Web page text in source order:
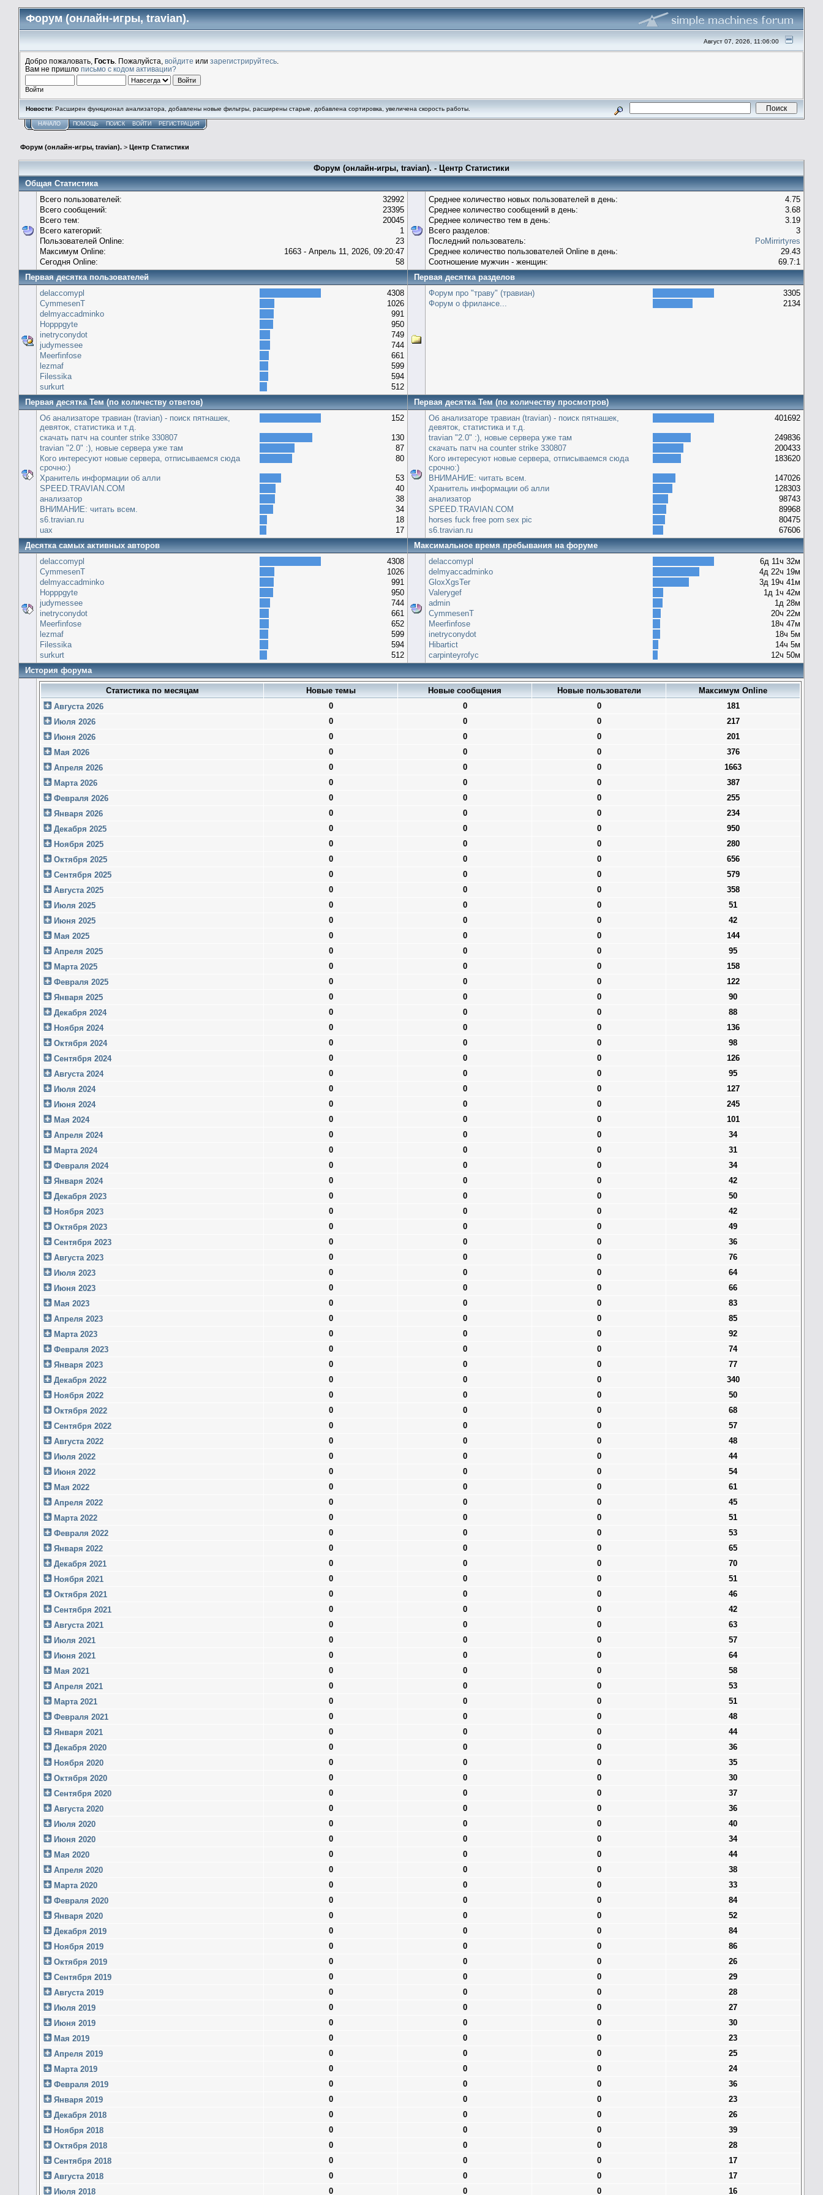
Форум (онлайн-игры, travian).
Август 07, 2026, 11:06:00
Добро пожаловать, Гость . Пожалуйста, войдите или зарегистрируйтесь
Вам не пришло письмо с кодом активации?
Войти
Новости: Расширен функционал анализатора, добавлены новые фильтры, расширены старые, добавлена сортировка, увеличена скорость работы.
НАЧАЛО ПОМОЩЬ ПОИСК ВОЙТИ РЕГИСТРАЦИЯ
Форум (онлайн-игры, travian). > Центр Статистики
Форум (онлайн-игры, travian). - Центр Статистики
Общая Статистика
Всего пользователей:
32992
Всего сообщений:
23395
Всего тем:
20045
Всего категорий:
1
Пользователей Online:
23
Максимум Online:
1663 - Апрель 11, 2026, 09:20:47
Сегодня Online:
58
Среднее количество новых пользователей в день:
4.75
Среднее количество сообщений в день:
3.68
Среднее количество тем в день:
3.19
Всего разделов:
3
Последний пользователь:
PoMirrirtyres
Среднее количество пользователей Оnline в день:
29.43
Соотношение мужчин - женщин:
69.7:1
Первая десятка пользователей
Первая десятка разделов
delaccomypl
4308
CymmesenT
1026
delmyaccadminko
991
Hopppgyte
950
inetryconydot
749
judymessee
744
Meerfinfose
661
lezmaf
599
Filessika
594
surkurt
512
Форум про "траву" (травиан)
3305
Форум о фрилансе...
2134
Первая десятка Тем (по количеству ответов)
Первая десятка Тем (по количеству просмотров)
Об анализаторе травиан (travian) - поиск пятнашек,
девяток, статистика и т.д.
152
скачать патч на сounter strike 330807
130
travian "2.0" :), новые сервера уже там
87
Кого интересуют новые сервера, отписываемся сюда
срочно:)
80
Хранитель информации об алли
53
SPEED.TRAVIAN.COM
40
анализатор
38
ВНИМАНИЕ: читать всем.
34
s6.travian.ru
18
uax
17
Об анализаторе травиан (travian) - поиск пятнашек,
девяток, статистика и т.д.
401692
travian "2.0" :), новые сервера уже там
249836
скачать патч на сounter strike 330807
200433
Кого интересуют новые сервера, отписываемся сюда
срочно:)
183620
ВНИМАНИЕ: читать всем.
147026
Хранитель информации об алли
128303
анализатор
98743
SPEED.TRAVIAN.COM
89968
horses fuck free porn sex pic
80475
s6.travian.ru
67606
Десятка самых активных авторов
Максимальное время пребывания на форуме
delaccomypl
4308
CymmesenT
1026
delmyaccadminko
991
Hopppgyte
950
judymessee
744
inetryconydot
661
Meerfinfose
652
lezmaf
599
Filessika
594
surkurt
512
delaccomypl
6д 11ч 32м
delmyaccadminko
4д 22ч 19м
GloxXgsTer
3д 19ч 41м
Valerygef
1д 1ч 42м
admin
1д 28м
CymmesenT
20ч 22м
Meerfinfose
18ч 47м
inetryconydot
18ч 5м
Hibartict
14ч 5м
carpinteyrofyc
12ч 50м
История форума
Статистика по месяцам Новые темы Новые сообщения Новые пользователи
Максимум Online
Августа 2026
0 0 0
181
Июля 2026
0 0 0
217
Июня 2026
0 0 0
201
Мая 2026
0 0 0
376
Апреля 2026
0 0 0
1663
Марта 2026
0 0 0
387
Февраля 2026
0 0 0
255
Января 2026
0 0 0
234
Декабря 2025
0 0 0
950
Ноября 2025
0 0 0
280
Октября 2025
0 0 0
656
Сентября 2025
0 0 0
579
Августа 2025
0 0 0
358
Июля 2025
0 0 0
51
Июня 2025
0 0 0
42
Мая 2025
0 0 0
144
Апреля 2025
0 0 0
95
Марта 2025
0 0 0
158
Февраля 2025
0 0 0
122
Января 2025
0 0 0
90
Декабря 2024
0 0 0
88
Ноября 2024
0 0 0
136
Октября 2024
0 0 0
98
Сентября 2024
0 0 0
126
Августа 2024
0 0 0
95
Июля 2024
0 0 0
127
Июня 2024
0 0 0
245
Мая 2024
0 0 0
101
Апреля 2024
0 0 0
34
Марта 2024
0 0 0
31
Февраля 2024
0 0 0
34
Января 2024
0 0 0
42
Декабря 2023
0 0 0
50
Ноября 2023
0 0 0
42
Октября 2023
0 0 0
49
Сентября 2023
0 0 0
36
Августа 2023
0 0 0
76
Июля 2023
0 0 0
64
Июня 2023
0 0 0
66
Мая 2023
0 0 0
83
Апреля 2023
0 0 0
85
Марта 2023
0 0 0
92
Февраля 2023
0 0 0
74
Января 2023
0 0 0
77
Декабря 2022
0 0 0
340
Ноября 2022
0 0 0
50
Октября 2022
0 0 0
68
Сентября 2022
0 0 0
57
Августа 2022
0 0 0
48
Июля 2022
0 0 0
44
Июня 2022
0 0 0
54
Мая 2022
0 0 0
61
Апреля 2022
0 0 0
45
Марта 2022
0 0 0
51
Февраля 2022
0 0 0
53
Января 2022
0 0 0
65
Декабря 2021
0 0 0
70
Ноября 2021
0 0 0
51
Октября 2021
0 0 0
46
Сентября 2021
0 0 0
42
Августа 2021
0 0 0
63
Июля 2021
0 0 0
57
Июня 2021
0 0 0
64
Мая 2021
0 0 0
58
Апреля 2021
0 0 0
53
Марта 2021
0 0 0
51
Февраля 2021
0 0 0
48
Января 2021
0 0 0
44
Декабря 2020
0 0 0
36
Ноября 2020
0 0 0
35
Октября 2020
0 0 0
30
Сентября 2020
0 0 0
37
Августа 2020
0 0 0
36
Июля 2020
0 0 0
40
Июня 2020
0 0 0
34
Мая 2020
0 0 0
44
Апреля 2020
0 0 0
38
Марта 2020
0 0 0
33
Февраля 2020
0 0 0
84
Января 2020
0 0 0
52
Декабря 2019
0 0 0
84
Ноября 2019
0 0 0
86
Октября 2019
0 0 0
26
Сентября 2019
0 0 0
29
Августа 2019
0 0 0
28
Июля 2019
0 0 0
27
Июня 2019
0 0 0
30
Мая 2019
0 0 0
23
Апреля 2019
0 0 0
25
Марта 2019
0 0 0
24
Февраля 2019
0 0 0
36
Января 2019
0 0 0
23
Декабря 2018
0 0 0
26
Ноября 2018
0 0 0
39
Октября 2018
0 0 0
28
Сентября 2018
0 0 0
17
Августа 2018
0 0 0
17
Июля 2018
0 0 0 16